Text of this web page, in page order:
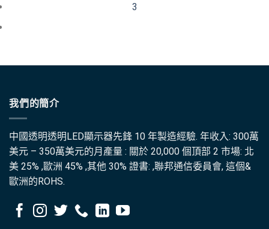
3
我們的簡介
中國透明透明LED顯示器先鋒 10 年製造經驗. 年收入: 300萬
美元 – 350萬美元的月產量 : 關於 20,000 個頂部 2 市場: 北
美 25% ,歐洲 45% ,其他 30% 證書: ,聯邦通信委員會, 這個&
歐洲的ROHS.